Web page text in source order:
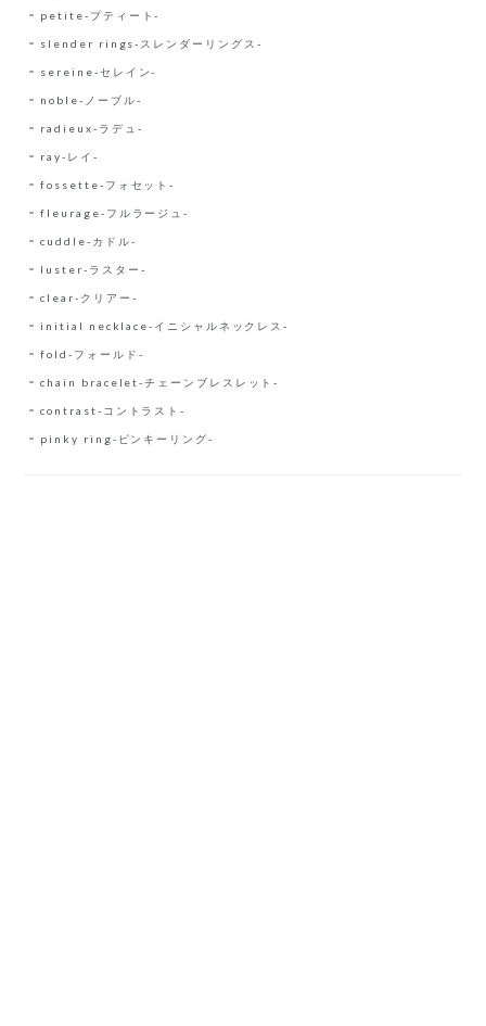
petite-プティート-
slender rings-スレンダーリングス-
sereine-セレイン-
noble-ノーブル-
radieux-ラデュ-
ray-レイ-
fossette-フォセット-
fleurage-フルラージュ-
cuddle-カドル-
luster-ラスター-
clear-クリアー-
initial necklace-イニシャルネックレス-
fold-フォールド-
chain bracelet-チェーンブレスレット-
contrast-コントラスト-
pinky ring-ピンキーリング-